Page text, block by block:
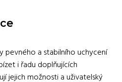
pevného a stabilního uchycení
i řadu doplňujících
jejich možnosti a uživatelský